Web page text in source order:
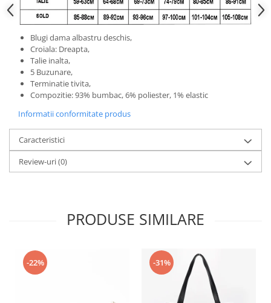
Blugi dama albastru deschis,
Croiala: Dreapta,
Talie inalta,
5 Buzunare,
Terminatie tivita,
Compozitie: 93% bumbac, 6% poliester, 1% elastic
Informatii conformitate produs
Caracteristici
Review-uri(0)
PRODUSE SIMILARE
-22% -31%